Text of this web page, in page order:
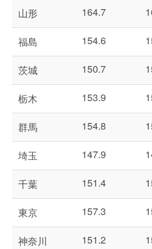
山形 164.7
福島 154.6
茨城 150.7
栃木 153.9
群馬 154.8
埼玉 147.9
千葉 151.4
東京 157.3
神奈川 151.2